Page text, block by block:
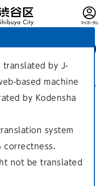
現在のページ
translated by J-
based machine
by Kodensha
system
correctness.
not be translated